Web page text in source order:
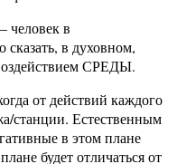
человек в
в духовном,
СРЕДЫ.
от действий каждого
станции. Естественным
в этом плане
будет отличаться от